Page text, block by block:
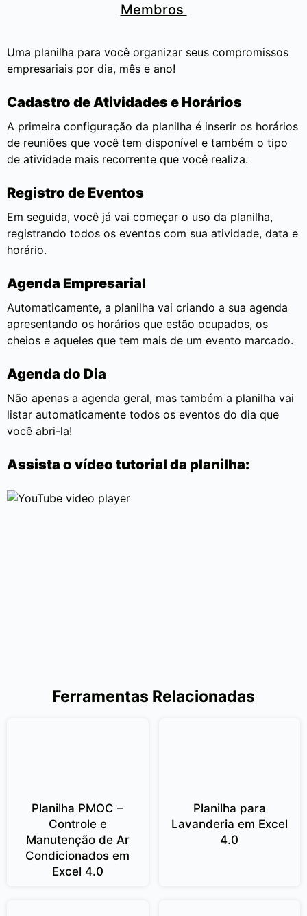
Membros
Uma planilha para você organizar seus compromissos
empresariais por dia, mês e ano!
Cadastro de Atividades e Horários
A primeira configuração da planilha é inserir os horários
de reuniões que você tem disponível e também o tipo
de atividade mais recorrente que você realiza.
Registro de Eventos
Em seguida, você já vai começar o uso da planilha,
registrando todos os eventos com sua atividade, data e
horário.
Agenda Empresarial
Automaticamente, a planilha vai criando a sua agenda
apresentando os horários que estão ocupados, os
cheios e aqueles que tem mais de um evento marcado.
Agenda do Dia
Não apenas a agenda geral, mas também a planilha vai
listar automaticamente todos os eventos do dia que
você abri-la!
Assista o vídeo tutorial da planilha:
Ferramentas Relacionadas
Planilha PMOC –
Controle e
Manutenção de Ar
Condicionados em
Excel 4.0
Planilha para
Lavanderia em Excel
4.0